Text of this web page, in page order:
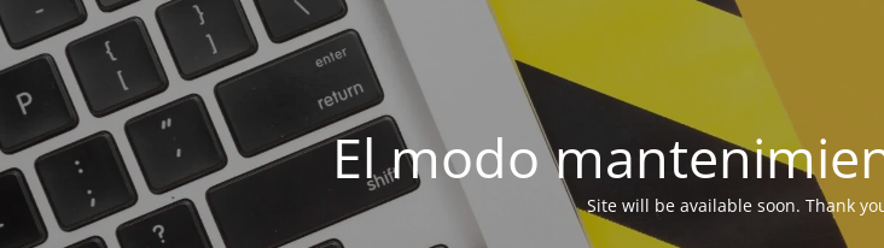
El modo
Site will be available soon. Thank